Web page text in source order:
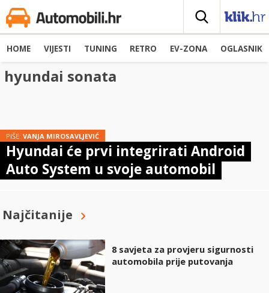
HOME VIJESTI TUNING RETRO EV-ZONA OGLASNIK
hyundai sonata
PIŠE: VANJA MIROSAVLJEVIĆ
Hyundai će prvi integrirati Android
Auto System u svoje automobil
Najčitanije
8 savjeta za provjeru sigurnosti
automobila prije putovanja